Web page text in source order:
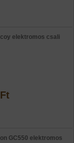
elektromos csali
GC550 elektromos